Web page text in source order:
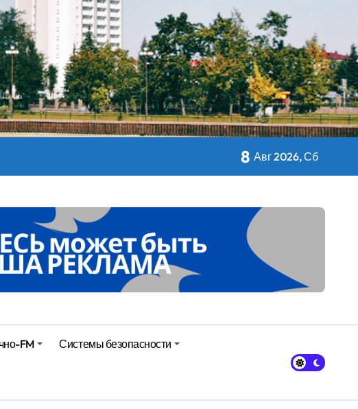
для Дворца Независимости
8 Авг 2026, Сб
FM Системы безопасности